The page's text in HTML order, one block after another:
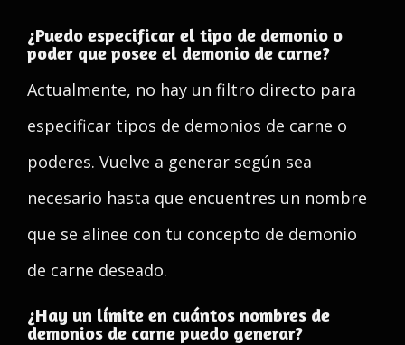
¿Puedo especificar el tipo de demonio o
poder que posee el demonio de carne?
Actualmente, no hay un filtro directo para
especificar tipos de demonios de carne o
poderes. Vuelve a generar según sea
necesario hasta que encuentres un nombre
que se alinee con tu concepto de demonio
de carne deseado.
¿Hay un límite en cuántos nombres de
demonios de carne puedo generar?